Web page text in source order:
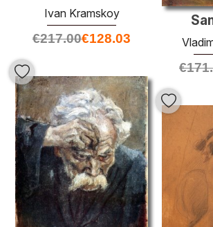
€
Ivan Kramskoy
€217.00€128.03